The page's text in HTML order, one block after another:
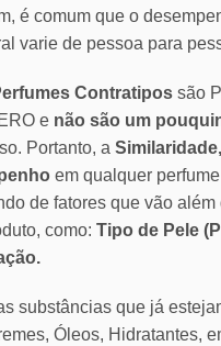
é comum que o
varie de pessoa para
Contratipos são
e não são um
Portanto, a
em qualquer perfume
de fatores que vão além
como: Tipo de Pele
substâncias que já
Óleos, Hidratantes,